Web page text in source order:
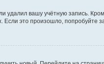
удалил вашу учётную запись.
это произошло, попробуйте